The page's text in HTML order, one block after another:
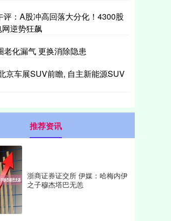
评：A股冲高回落大分化！4300股
逆势狂飙
老化漏气 更换消除隐患
京车展SUV前瞻, 自主新能源SUV
推荐资讯
浙商证券证交所 伊媒：哈梅内伊
之子穆杰塔巴无恙